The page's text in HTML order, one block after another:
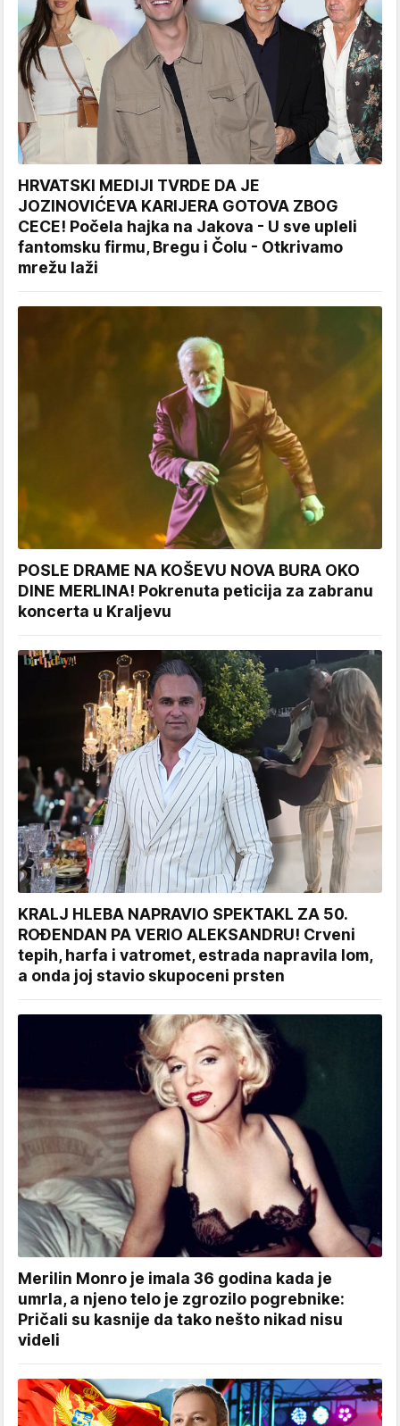
HRVATSKI MEDIJI TVRDE DA JE
JOZINOVIĆEVA KARIJERA GOTOVA ZBOG
CECE! Počela hajka na Jakova - U sve upleli
fantomsku firmu, Bregu i Čolu - Otkrivamo
mrežu laži
POSLE DRAME NA KOŠEVU NOVA BURA OKO
DINE MERLINA! Pokrenuta peticija za zabranu
koncerta u Kraljevu
KRALJ HLEBA NAPRAVIO SPEKTAKL ZA 50.
ROĐENDAN PA VERIO ALEKSANDRU! Crveni
tepih, harfa i vatromet, estrada napravila lom,
a onda joj stavio skupoceni prsten
Merilin Monro je imala 36 godina kada je
umrla, a njeno telo je zgrozilo pogrebnike:
Pričali su kasnije da tako nešto nikad nisu
videli